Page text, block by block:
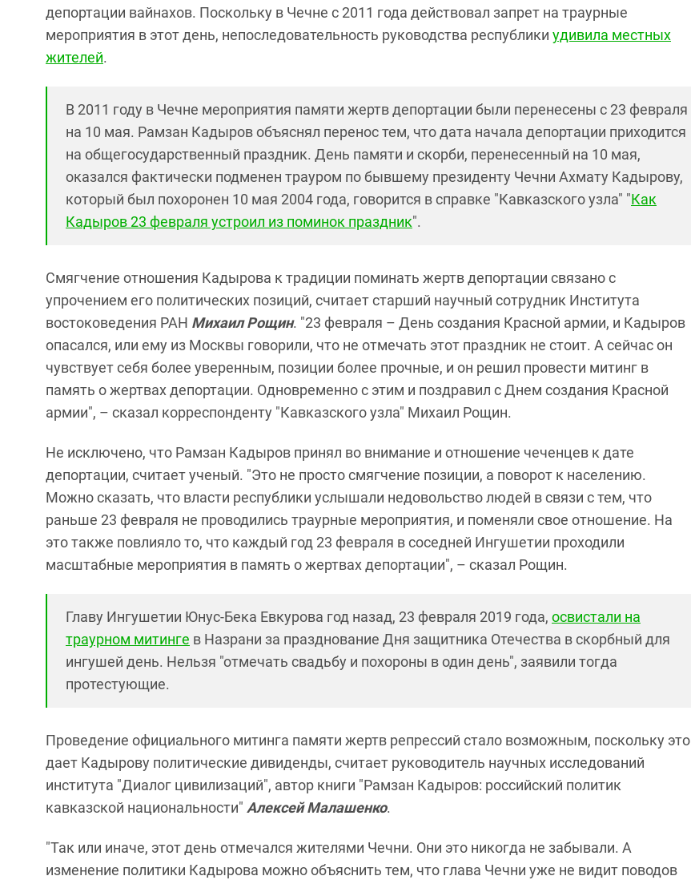
депортации вайнахов. Поскольку в Чечне с 2011 года действовал запрет на траурные
мероприятия в этот день, непоследовательность руководства республики удивила местных
жителей.
В 2011 году в Чечне мероприятия памяти жертв депортации были перенесены с 23 февраля
на 10 мая. Рамзан Кадыров объяснял перенос тем, что дата начала депортации приходится
на общегосударственный праздник. День памяти и скорби, перенесенный на 10 мая,
оказался фактически подменен трауром по бывшему президенту Чечни Ахмату Кадырову,
который был похоронен 10 мая 2004 года, говорится в справке "Кавказского узла" "Как
Кадыров 23 февраля устроил из поминок праздник".
Смягчение отношения Кадырова к традиции поминать жертв депортации связано с
упрочением его политических позиций, считает старший научный сотрудник Института
востоковедения РАН Михаил Рощин. "23 февраля – День создания Красной армии, и Кадыров
опасался, или ему из Москвы говорили, что не отмечать этот праздник не стоит. А сейчас он
чувствует себя более уверенным, позиции более прочные, и он решил провести митинг в
память о жертвах депортации. Одновременно с этим и поздравил с Днем создания Красной
армии", – сказал корреспонденту "Кавказского узла" Михаил Рощин.
Не исключено, что Рамзан Кадыров принял во внимание и отношение чеченцев к дате
депортации, считает ученый. "Это не просто смягчение позиции, а поворот к населению.
Можно сказать, что власти республики услышали недовольство людей в связи с тем, что
раньше 23 февраля не проводились траурные мероприятия, и поменяли свое отношение. На
это также повлияло то, что каждый год 23 февраля в соседней Ингушетии проходили
масштабные мероприятия в память о жертвах депортации", – сказал Рощин.
Главу Ингушетии Юнус-Бека Евкурова год назад, 23 февраля 2019 года, освистали на
траурном митинге в Назрани за празднование Дня защитника Отечества в скорбный для
ингушей день. Нельзя "отмечать свадьбу и похороны в один день", заявили тогда
протестующие.
Проведение официального митинга памяти жертв репрессий стало возможным, поскольку это
дает Кадырову политические дивиденды, считает руководитель научных исследований
института "Диалог цивилизаций", автор книги "Рамзан Кадыров: российский политик
кавказской национальности" Алексей Малашенко.
"Так или иначе, этот день отмечался жителями Чечни. Они это никогда не забывали. А
изменение политики Кадырова можно объяснить тем, что глава Чечни уже не видит поводов